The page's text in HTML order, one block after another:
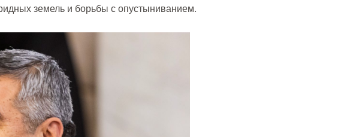
земель и борьбы с опустыниванием.